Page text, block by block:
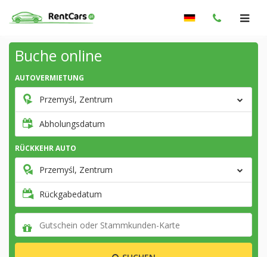
Buche online
AUTOVERMIETUNG
Przemyśl, Zentrum
Abholungsdatum
RÜCKKEHR AUTO
Przemyśl, Zentrum
Rückgabedatum